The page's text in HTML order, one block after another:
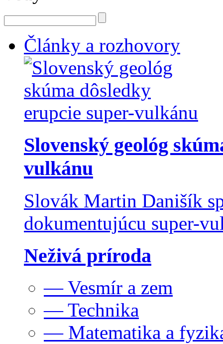
Články a rozhovory
Slovenský geológ
vulkánu
Slovák Martin Danišík
dokumentujúcu super-
Neživá príroda
— Vesmír a zem
— Technika
— Matematika a